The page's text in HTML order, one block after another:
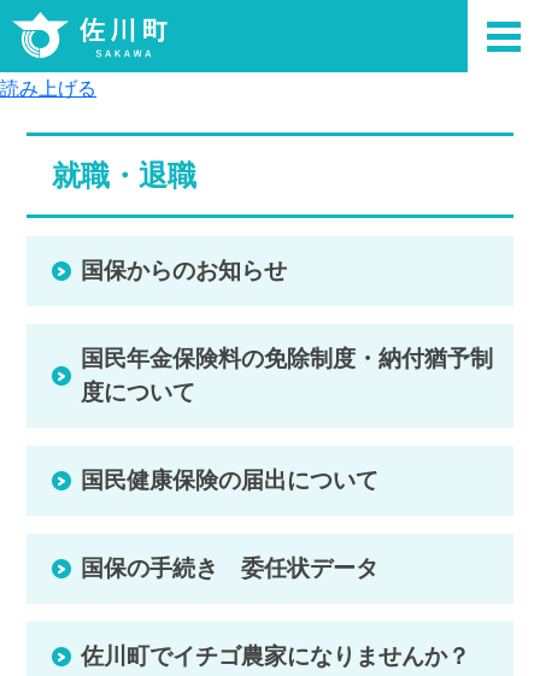
読み上げる
就職・退職
国保からのお知らせ
国民年金保険料の免除制度・納付猶予制
度について
国民健康保険の届出について
国保の手続き 委任状データ
佐川町でイチゴ農家になりませんか？